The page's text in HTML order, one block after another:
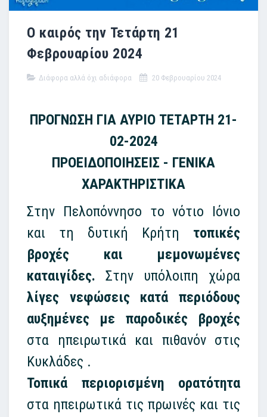
Ο καιρός την Τετάρτη 21
Φεβρουαρίου 2024
Διάφορα αλλά όχι αδιάφορα 20 Φεβρουαρίου 2024
ΠΡΟΓΝΩΣΗ ΓΙΑ ΑΥΡΙΟ ΤΕΤΑΡΤΗ 21-
02-2024
ΠΡΟΕΙΔΟΠΟΙΗΣΕΙΣ - ΓΕΝΙΚΑ
ΧΑΡΑΚΤΗΡΙΣΤΙΚΑ
Στην Πελοπόννησο το νότιο Ιόνιο
και τη δυτική Κρήτη τοπικές
βροχές και μεμονωμένες
καταιγίδες. Στην υπόλοιπη χώρα
λίγες νεφώσεις κατά περιόδους
αυξημένες με παροδικές βροχές
στα ηπειρωτικά και πιθανόν στις
Κυκλάδες .
Τοπικά περιορισμένη ορατότητα
στα ηπειρωτικά τις πρωινές και τις